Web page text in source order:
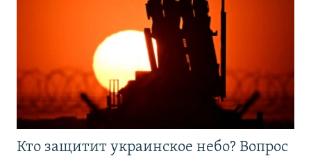
Кто защитит украинское небо? Вопрос